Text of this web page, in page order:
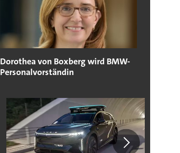
Dorothea von Boxberg wird BMW-
Personalvorständin